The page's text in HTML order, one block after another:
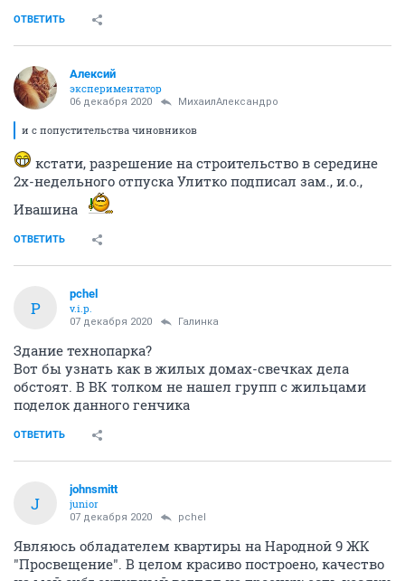
ОТВЕТИТЬ
Алексий
экспериментатор
06 декабря 2020 МихаилАлександро
и с попустительства чиновников
кстати, разрешение на строительство в середине
2х-недельного отпуска Улитко подписал зам., и.о.,
Ивашина
ОТВЕТИТЬ
P
pchel
v.i.p.
07 декабря 2020 Галинка
Здание технопарка?
Вот бы узнать как в жилых домах-свечках дела
обстоят. В ВК толком не нашел групп с жильцами
поделок данного генчика
ОТВЕТИТЬ
J
johnsmitt
junior
07 декабря 2020 pchel
Являюсь обладателем квартиры на Народной 9 ЖК
"Просвещение". В целом красиво построено, качество